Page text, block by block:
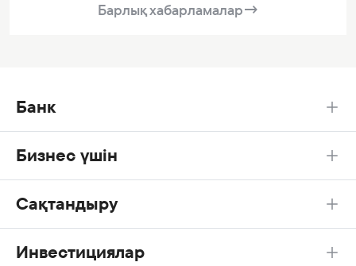
Барлық хабарламалар→
Банк
Бизнес үшін
Сақтандыру
Инвестициялар